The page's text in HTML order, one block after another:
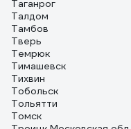
Таганрог
Талдом
Тамбов
Тверь
Темрюк
Тимашевск
Тихвин
Тобольск
Тольятти
Томск